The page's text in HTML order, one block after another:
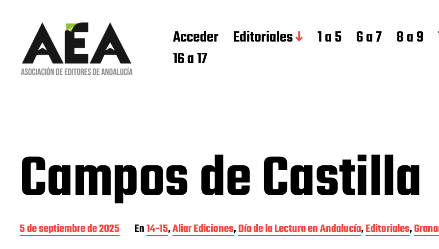
Acceder Editoriales 1 a 5 6 a 7 8 a 9
16 a 17
Campos de Castilla
F
e
5 de septiembre de 2025 En14-15,Aliar Ediciones,Día de la Lectura en Andalucía,Editoriales,